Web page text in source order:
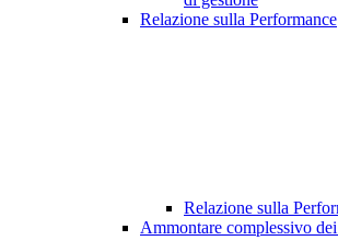
Relazione sulla Performance
Relazione sulla
Ammontare complessivo